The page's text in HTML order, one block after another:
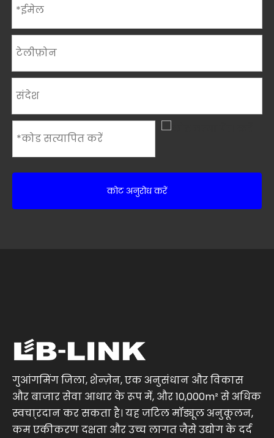
कोट अनुरोध करें
गुआंगमिंग जिला, शेन्ज़ेन, एक अनुसंधान और विकास
और बाजार सेवा आधार के रूप में, और 10,000m² से अधिक
स्वचा्रदान कर सकता है। यह जटिल मॉड्यूल अनुकूलन,
कम एकीकरण दक्षता और उच्च लागत जैसे उद्योग के दर्द